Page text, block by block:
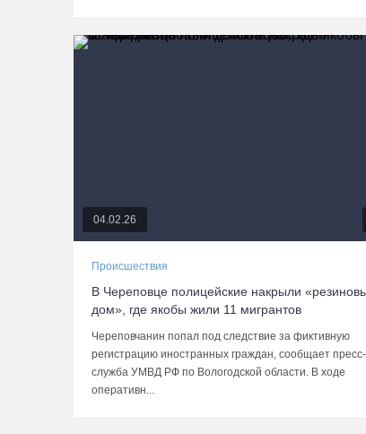
04.02.26
Происшествия
В Череповце полицейские накрыли
дом», где якобы жили 11 мигрантов
Череповчанин попал под следствие за фиктивную
регистрацию иностранных граждан, сообщает пресс-
служба УМВД РФ по Вологодской области. В ходе
оперативн...